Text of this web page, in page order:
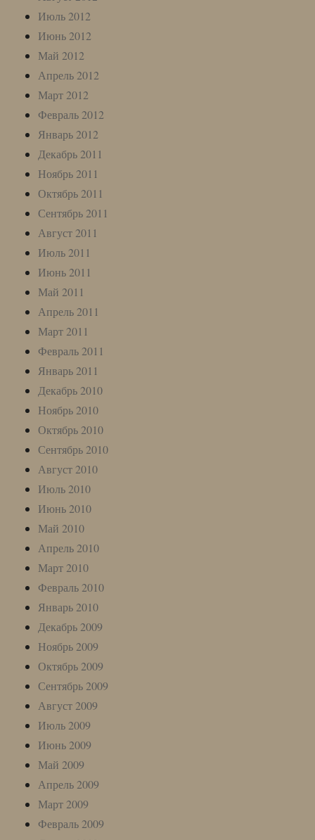
Июль 2012
Июнь 2012
Май 2012
Апрель 2012
Март 2012
Февраль 2012
Январь 2012
Декабрь 2011
Ноябрь 2011
Октябрь 2011
Сентябрь 2011
Август 2011
Июль 2011
Июнь 2011
Май 2011
Апрель 2011
Март 2011
Февраль 2011
Январь 2011
Декабрь 2010
Ноябрь 2010
Октябрь 2010
Сентябрь 2010
Август 2010
Июль 2010
Июнь 2010
Май 2010
Апрель 2010
Март 2010
Февраль 2010
Январь 2010
Декабрь 2009
Ноябрь 2009
Октябрь 2009
Сентябрь 2009
Август 2009
Июль 2009
Июнь 2009
Май 2009
Апрель 2009
Март 2009
Февраль 2009